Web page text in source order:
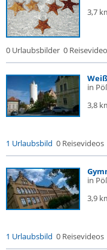
3,7
0 Urlaubsbilder 0
in
3,8
1 Urlaubsbild 0 Reisevideos
in
3,9
1 Urlaubsbild 0 Reisevideos